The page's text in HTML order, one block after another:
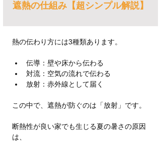
遮熱の仕組み【超シンプル解説】
熱の伝わり方には3種類あります。
伝導：壁や床から伝わる
対流：空気の流れで伝わる
放射：赤外線として届く
この中で、遮熱が防ぐのは「放射」です。
断熱性が良い家でも生じる夏の暑さの原因
は、